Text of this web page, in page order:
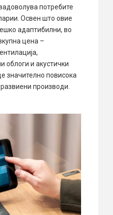
потребите
Освен што овие
адаптибилни, во
цена –
облоги и акустички
значително повисока
производи.